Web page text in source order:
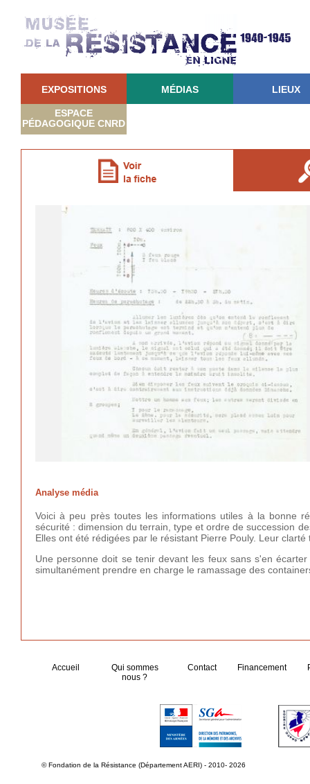
EXPOSITIONS MÉDIAS LIEUX
ESPACE
PÉDAGOGIQUE CNRD
Analyse média
Voici à peu près toutes les informations utiles à la bonne
sécurité : dimension du terrain, type et ordre de succession
Elles ont été rédigées par le résistant Pierre Pouly. Leur
Une personne doit se tenir devant les feux sans s'en
simultanément prendre en charge le ramassage des
Accueil
Qui sommes
nous ?
Contact Financement
© Fondation de la Résistance (Département AERI) - 2010- 2026